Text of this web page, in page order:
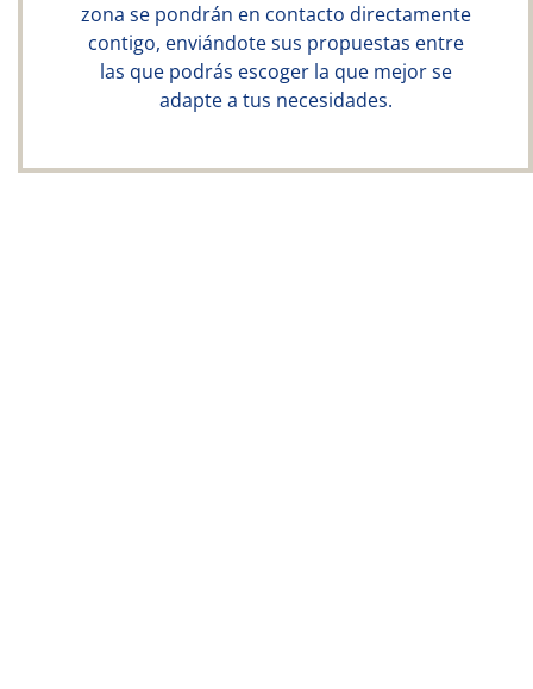
zona se pondrán en contacto directamente
contigo, enviándote sus propuestas entre
las que podrás escoger la que mejor se
adapte a tus necesidades.